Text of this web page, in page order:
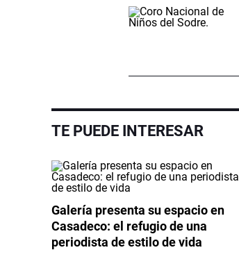
TE PUEDE INTERESAR
Galería presenta su espacio en
Casadeco: el refugio de una
periodista de estilo de vida